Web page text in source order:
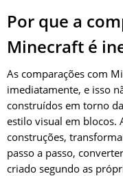
Por que a
Minecraft é
As comparações com
imediatamente, e isso
construídos em torno
estilo visual em blocos.
construções,
passo a passo,
criado segundo as